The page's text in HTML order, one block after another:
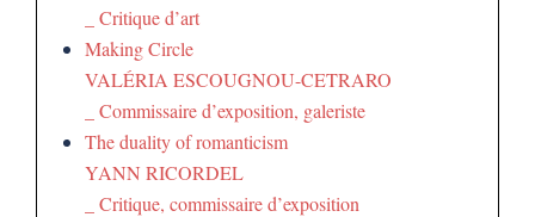
_ Critique d’art
Making Circle
VALÉRIA ESCOUGNOU-CETRARO
_ Commissaire d’exposition, galeriste
The duality of romanticism
YANN RICORDEL
_ Critique, commissaire d’exposition